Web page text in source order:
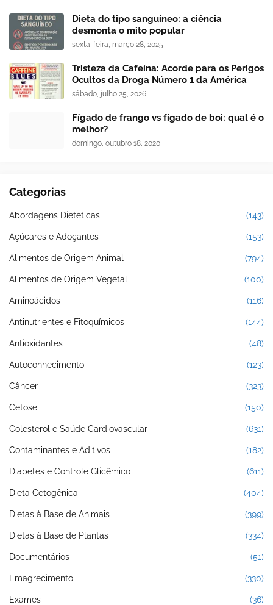
Dieta do tipo sanguíneo: a ciência
desmonta o mito popular
sexta-feira, março 28, 2025
Tristeza da Cafeína: Acorde para os Perigos
Ocultos da Droga Número 1 da América
sábado, julho 25, 2026
Fígado de frango vs fígado de boi: qual é o
melhor?
domingo, outubro 18, 2020
Categorias
Abordagens Dietéticas (143)
Açúcares e Adoçantes (153)
Alimentos de Origem Animal (794)
Alimentos de Origem Vegetal (100)
Aminoácidos (116)
Antinutrientes e Fitoquímicos (144)
Antioxidantes (48)
Autoconhecimento (123)
Câncer (323)
Cetose (150)
Colesterol e Saúde Cardiovascular (631)
Contaminantes e Aditivos (182)
Diabetes e Controle Glicêmico (611)
Dieta Cetogênica (404)
Dietas à Base de Animais (399)
Dietas à Base de Plantas (334)
Documentários (51)
Emagrecimento (330)
Exames (36)